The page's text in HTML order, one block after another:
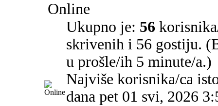
Online
Ukupno je: 56
skrivenih i 56 gostiju.
u prošle/ih 5 minute/a.)
Najviše korisnika/ca
dana pet 01 svi, 2026